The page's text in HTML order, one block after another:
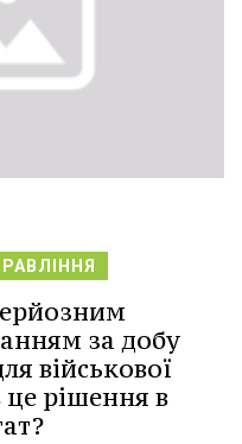
за добу
військової
рішення в